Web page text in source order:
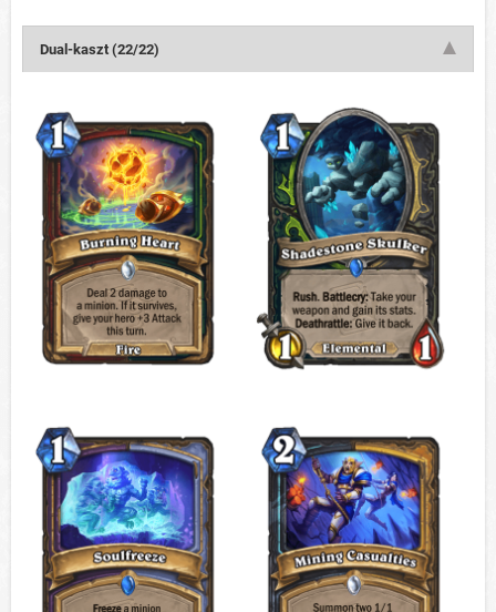
Dual-kaszt (22/22)